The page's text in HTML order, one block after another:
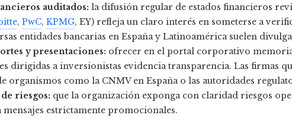
auditados: la difusión regular de estados financieros
, PwC, KPMG, EY) refleja un claro interés en someterse a
entidades bancarias en España y Latinoamérica suelen
y presentaciones: ofrecer en el portal corporativo
dirigidas a inversionistas evidencia transparencia. Las firmas
organismos como la CNMV en España o las autoridades
riesgos: que la organización exponga con claridad riesgos
mensajes estrictamente promocionales.